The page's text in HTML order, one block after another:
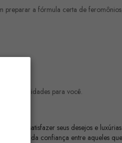
preparar a fórmula certa de
possibilidades para você.
e satisfazer seus desejos e
e da confiança entre aqueles